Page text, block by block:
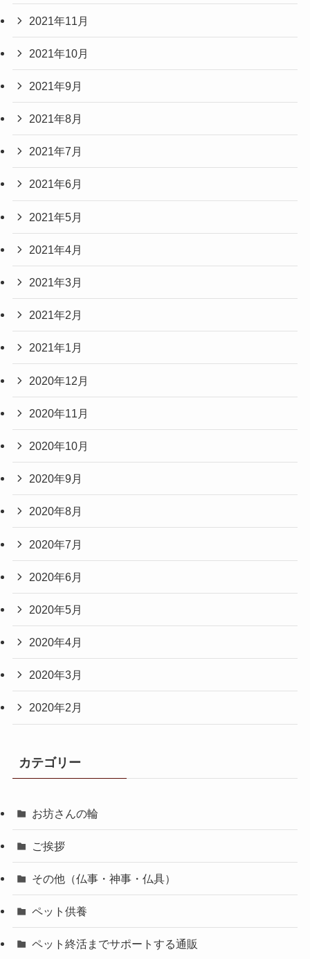
2021年11月
2021年10月
2021年9月
2021年8月
2021年7月
2021年6月
2021年5月
2021年4月
2021年3月
2021年2月
2021年1月
2020年12月
2020年11月
2020年10月
2020年9月
2020年8月
2020年7月
2020年6月
2020年5月
2020年4月
2020年3月
2020年2月
カテゴリー
お坊さんの輪
ご挨拶
その他（仏事・神事・仏具）
ペット供養
ペット終活までサポートする通販